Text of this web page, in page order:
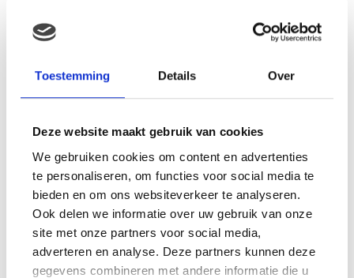
Toestemming Details Over
Deze website maakt gebruik van cookies
We gebruiken cookies om content en advertenties
te personaliseren, om functies voor social media te
bieden en om ons websiteverkeer te analyseren.
Ook delen we informatie over uw gebruik van onze
site met onze partners voor social media,
adverteren en analyse. Deze partners kunnen deze
gegevens combineren met andere informatie die u
TOP 5 BESTE LANDAL
VAKANTIEPARKEN VOOR
DIT HEMA BUITENSPEELGOED
VEROVERT DEZE ZOMER
NEDERLANDSE TUINEN
SALE BIJ PRÉNATAL: SHOP NU
TOT 50% KORTING